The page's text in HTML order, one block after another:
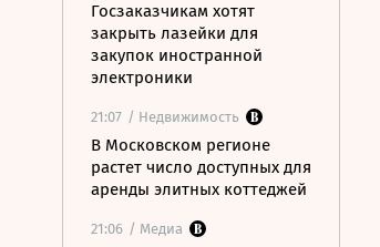
Госзаказчикам хотят
закрыть лазейки для
закупок иностранной
электроники
21:07 / Недвижимость
В Московском регионе
растет число доступных для
аренды элитных коттеджей
21:06 / Медиа